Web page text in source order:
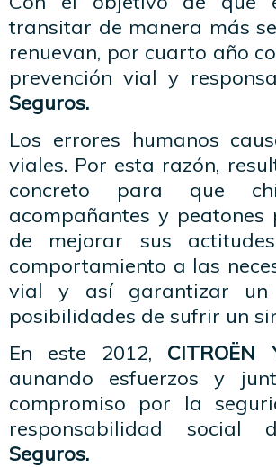
transitar de manera más
renuevan, por cuarto año
prevención vial y
Seguros.
Los errores humanos
viales. Por esta razón,
concreto para que
acompañantes y
de mejorar sus
comportamiento a las
vial y así garantizar un
posibilidades de sufrir un
En este 2012, CITROËN
aunando esfuerzos y
compromiso por la
responsabilidad social
Seguros.